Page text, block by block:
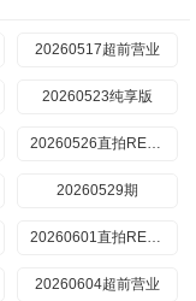
20260517超前营业
20260523纯享版
20260526直拍REACTION
20260529期
20260601直拍REACTION
20260604超前营业